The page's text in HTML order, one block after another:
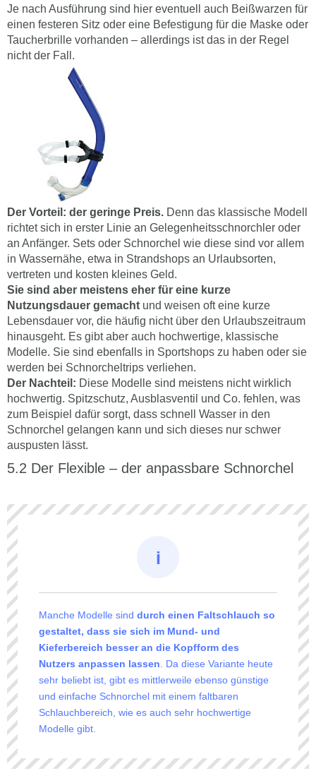
Je nach Ausführung sind hier eventuell auch Beißwarzen für
einen festeren Sitz oder eine Befestigung für die Maske oder
Taucherbrille vorhanden – allerdings ist das in der Regel
nicht der Fall.
Der Vorteil: der geringe Preis. Denn das klassische Modell
richtet sich in erster Linie an Gelegenheitsschnorchler oder
an Anfänger. Sets oder Schnorchel wie diese sind vor allem
in Wassernähe, etwa in Strandshops an Urlaubsorten,
vertreten und kosten kleines Geld.
Sie sind aber meistens eher für eine kurze
Nutzungsdauer gemacht und weisen oft eine kurze
Lebensdauer vor, die häufig nicht über den Urlaubszeitraum
hinausgeht. Es gibt aber auch hochwertige, klassische
Modelle. Sie sind ebenfalls in Sportshops zu haben oder sie
werden bei Schnorcheltrips verliehen.
Der Nachteil: Diese Modelle sind meistens nicht wirklich
hochwertig. Spitzschutz, Ausblasventil und Co. fehlen, was
zum Beispiel dafür sorgt, dass schnell Wasser in den
Schnorchel gelangen kann und sich dieses nur schwer
auspusten lässt.
Der Flexible – der anpassbare Schnorchel
Manche Modelle sind durch einen Faltschlauch so
gestaltet, dass sie sich im Mund- und
Kieferbereich besser an die Kopfform des
Nutzers anpassen lassen . Da diese Variante heute
sehr beliebt ist, gibt es mittlerweile ebenso günstige
und einfache Schnorchel mit einem faltbaren
Schlauchbereich, wie es auch sehr hochwertige
Modelle gibt.